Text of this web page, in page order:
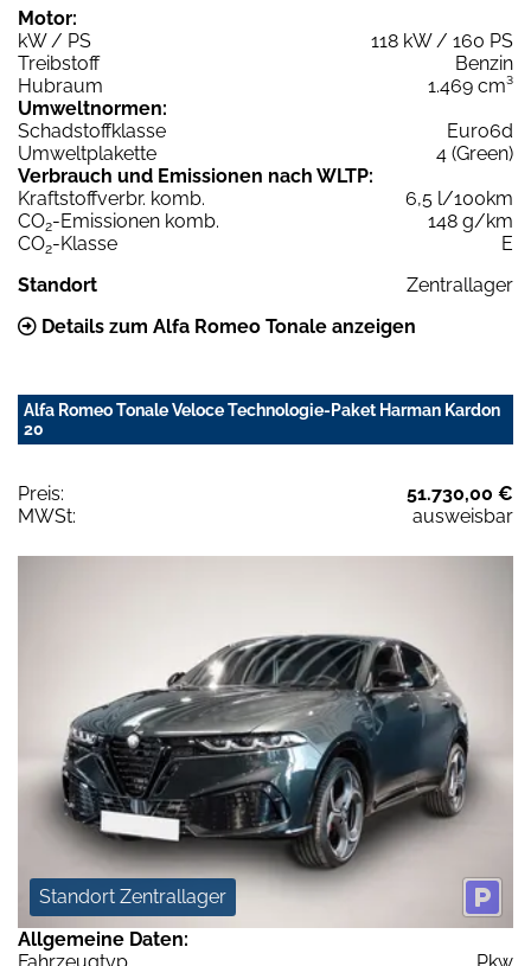
Motor:
kW / PS
118 kW / 160 PS
Treibstoff
Benzin
Hubraum
1.469 cm³
Umweltnormen:
Schadstoffklasse
Euro6d
Umweltplakette
4 (Green)
Verbrauch und Emissionen nach WLTP:
Kraftstoffverbr. komb.
6,5 l/100km
CO2-Emissionen komb.
148 g/km
CO2-Klasse
E
Standort
Zentrallager
Details zum Alfa Romeo Tonale anzeigen
Alfa Romeo Tonale Veloce Technologie-Paket Harman Kardon
20
Preis:
51.730,00 €
MWSt:
ausweisbar
Standort Zentrallager
Allgemeine Daten:
Fahrzeugtyp
Pkw